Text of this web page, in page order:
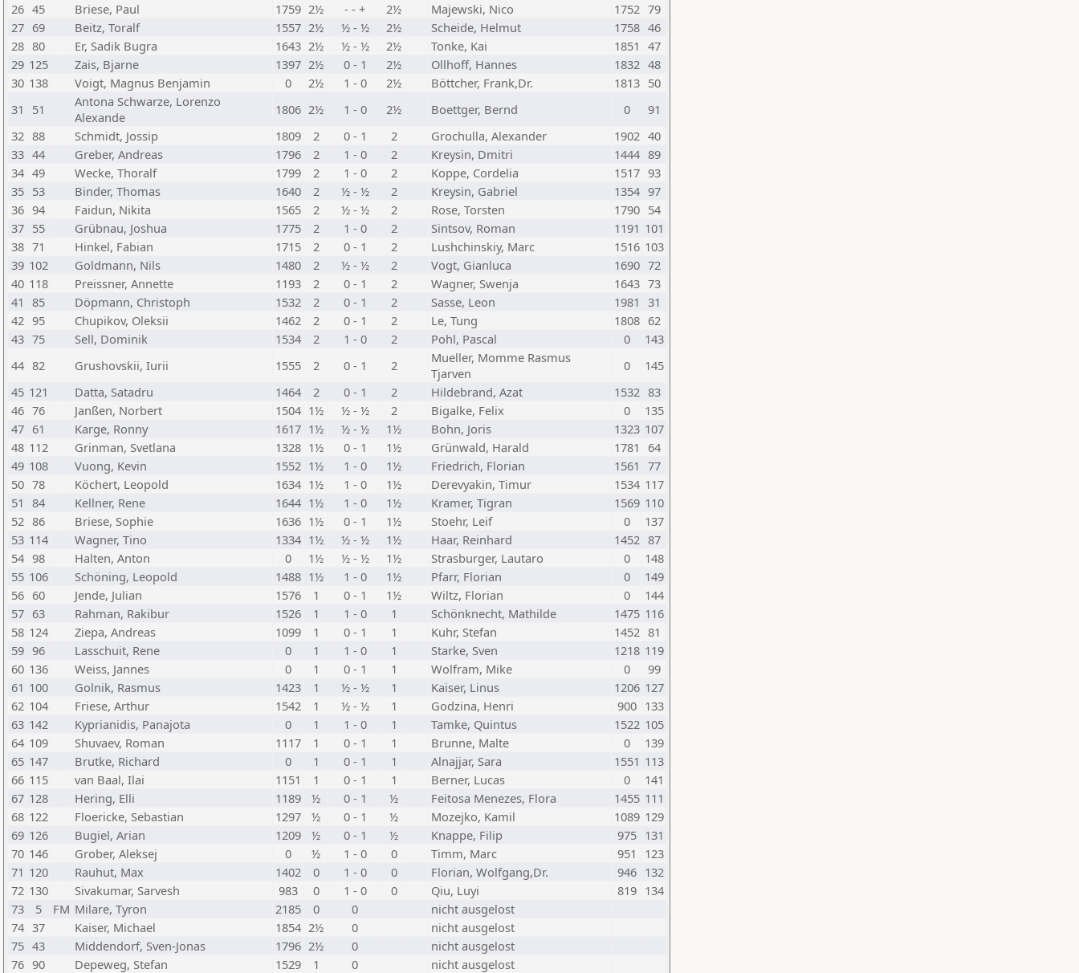
26 45 Briese, Paul 1759 2½ - - + 2½ Majewski, Nico 1752 79
27 69 Beitz, Toralf 1557 2½ ½ - ½ 2½ Scheide, Helmut 1758 46
28 80 Er, Sadik Bugra 1643 2½ ½ - ½ 2½ Tonke, Kai 1851 47
29 125 Zais, Bjarne 1397 2½ 0 - 1 2½ Ollhoff, Hannes 1832 48
30 138 Voigt, Magnus Benjamin 0 2½ 1 - 0 2½ Böttcher, Frank,Dr. 1813 50
31
51
Antona Schwarze, Lorenzo
Alexande
1806 2½ 1 - 0 2½ Boettger, Bernd 0
91
32 88 Schmidt, Jossip 1809 2 0 - 1 2 Grochulla, Alexander 1902 40
33 44 Greber, Andreas 1796 2 1 - 0 2 Kreysin, Dmitri 1444 89
34 49 Wecke, Thoralf 1799 2 1 - 0 2 Koppe, Cordelia 1517 93
35 53 Binder, Thomas 1640 2 ½ - ½ 2 Kreysin, Gabriel 1354 97
36 94 Faidun, Nikita 1565 2 ½ - ½ 2 Rose, Torsten 1790 54
37 55 Grübnau, Joshua 1775 2 1 - 0 2 Sintsov, Roman 1191 101
38 71 Hinkel, Fabian 1715 2 0 - 1 2 Lushchinskiy, Marc 1516 103
39 102 Goldmann, Nils 1480 2 ½ - ½ 2 Vogt, Gianluca 1690 72
40 118 Preissner, Annette 1193 2 0 - 1 2 Wagner, Swenja 1643 73
41 85 Döpmann, Christoph 1532 2 0 - 1 2 Sasse, Leon 1981 31
42 95 Chupikov, Oleksii 1462 2 0 - 1 2 Le, Tung 1808 62
43 75 Sell, Dominik 1534 2 1 - 0 2 Pohl, Pascal 0
143
44 82 Grushovskii, Iurii 1555 2 0 - 1 2
Mueller, Momme Rasmus
Tjarven
0
145
45 121 Datta, Satadru 1464 2 0 - 1 2 Hildebrand, Azat 1532 83
46 76 Janßen, Norbert 1504 1½ ½ - ½ 2 Bigalke, Felix 0
135
47 61 Karge, Ronny 1617 1½ ½ - ½ 1½ Bohn, Joris 1323 107
48 112 Grinman, Svetlana 1328 1½ 0 - 1 1½ Grünwald, Harald 1781 64
49 108 Vuong, Kevin 1552 1½ 1 - 0 1½ Friedrich, Florian 1561 77
50 78 Köchert, Leopold 1634 1½ 1 - 0 1½ Derevyakin, Timur 1534 117
51 84 Kellner, Rene 1644 1½ 1 - 0 1½ Kramer, Tigran 1569 110
52 86 Briese, Sophie 1636 1½ 0 - 1 1½ Stoehr, Leif 0
137
53 114 Wagner, Tino 1334 1½ ½ - ½ 1½ Haar, Reinhard 1452 87
54 98 Halten, Anton 0 1½ ½ - ½ 1½ Strasburger, Lautaro 0
148
55 106 Schöning, Leopold 1488 1½ 1 - 0 1½ Pfarr, Florian 0
149
56 60 Jende, Julian 1576 1 0 - 1 1½ Wiltz, Florian 0
144
57 63 Rahman, Rakibur 1526 1 1 - 0 1 Schönknecht, Mathilde 1475 116
58 124 Ziepa, Andreas 1099 1 0 - 1 1 Kuhr, Stefan 1452 81
59 96 Lasschuit, Rene 0 1 1 - 0 1 Starke, Sven 1218 119
60 136 Weiss, Jannes 0 1 0 - 1 1 Wolfram, Mike 0
99
61 100 Golnik, Rasmus 1423 1 ½ - ½ 1 Kaiser, Linus 1206 127
62 104 Friese, Arthur 1542 1 ½ - ½ 1 Godzina, Henri 900 133
63 142 Kyprianidis, Panajota 0 1 1 - 0 1 Tamke, Quintus 1522 105
64 109 Shuvaev, Roman 1117 1 0 - 1 1 Brunne, Malte 0
139
65 147 Brutke, Richard 0 1 0 - 1 1 Alnajjar, Sara 1551 113
66 115 van Baal, Ilai 1151 1 0 - 1 1 Berner, Lucas 0
141
67 128 Hering, Elli 1189 ½ 0 - 1 ½ Feitosa Menezes, Flora 1455 111
68 122 Floericke, Sebastian 1297 ½ 0 - 1 ½ Mozejko, Kamil 1089 129
69 126 Bugiel, Arian 1209 ½ 0 - 1 ½ Knappe, Filip 975 131
70 146 Grober, Aleksej 0 ½ 1 - 0 0 Timm, Marc 951
123
71 120 Rauhut, Max 1402 0 1 - 0 0 Florian, Wolfgang,Dr. 946 132
72 130 Sivakumar, Sarvesh 983 0 1 - 0 0 Qiu, Luyi 819 134
73
5 FM Milare, Tyron 2185 0 0
nicht ausgelost
74 37 Kaiser, Michael 1854 2½ 0
nicht ausgelost
75 43 Middendorf, Sven-Jonas 1796 2½ 0
nicht ausgelost
76 90 Depeweg, Stefan 1529 1 0 nicht ausgelost